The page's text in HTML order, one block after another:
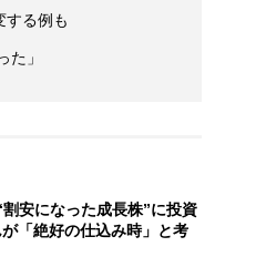
る例も
」
安になった成長株”に投資
「絶好の仕込み時」と考